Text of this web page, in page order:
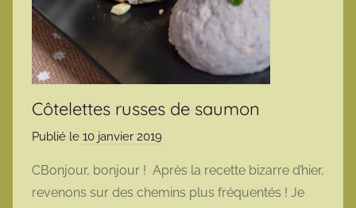
Côtelettes russes de saumon
Publié le 10 janvier 2019
r
m
CBonjour, bonjour ! Après la recette bizarre d’hier,
revenons sur des chemins plus fréquentés ! Je